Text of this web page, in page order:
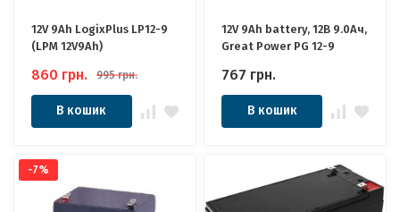
12V 9Ah LogixPlus LP12-9
(LPM 12V9Ah)
860 грн. 995 грн.
В кошик
12V 9Ah battery, 12В 9.0Ач,
Great Power PG 12-9
767 грн.
В кошик
-7%